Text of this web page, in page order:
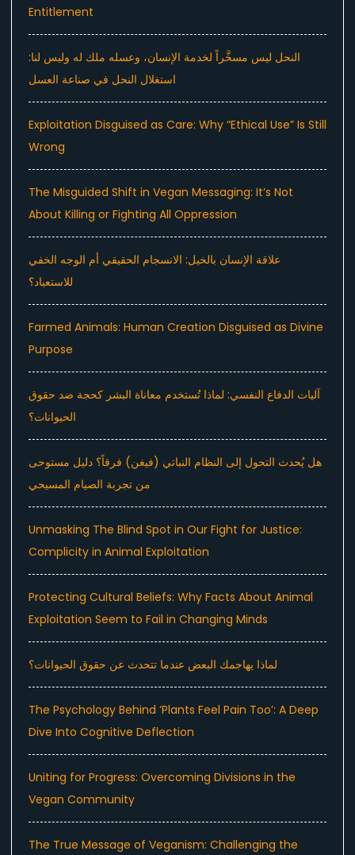
Entitlement
النحل ليس مسخَّراً لخدمة الإنسان، وعسله ملك له وليس لنا:
استغلال النحل في صناعة العسل
Exploitation Disguised as Care: Why “Ethical Use” Is Still
Wrong
The Misguided Shift in Vegan Messaging: It’s Not
About Killing or Fighting All Oppression
علاقة الإنسان بالخيل: الانسجام الحقيقي أم الوجه الخفي
للاستعباد؟
Farmed Animals: Human Creation Disguised as Divine
Purpose
آليات الدفاع النفسي: لماذا تُستخدم معاناة البشر كحجة ضد حقوق
الحيوانات؟
هل يُحدث التحول إلى النظام النباتي (فيغن) فرقاً؟ دليل مستوحى
من تجربة الصيام المسيحي
Unmasking The Blind Spot in Our Fight for Justice:
Complicity in Animal Exploitation
Protecting Cultural Beliefs: Why Facts About Animal
Exploitation Seem to Fail in Changing Minds
لماذا يهاجمك البعض عندما تتحدث عن حقوق الحيوانات؟
The Psychology Behind ‘Plants Feel Pain Too’: A Deep
Dive Into Cognitive Deflection
Uniting for Progress: Overcoming Divisions in the
Vegan Community
The True Message of Veganism: Challenging the